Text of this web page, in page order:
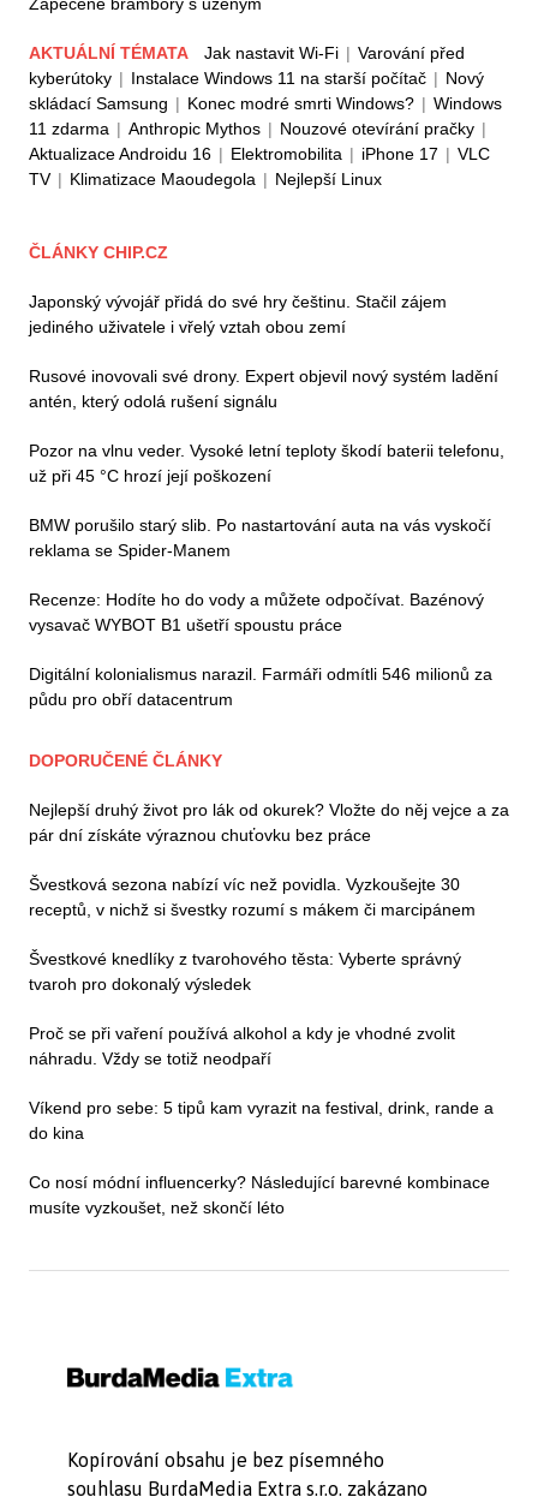
AKTUÁLNÍ TÉMATA Jak nastavit Wi-Fi | Varování před
kyberútoky | Instalace Windows 11 na starší počítač | Nový
skládací Samsung | Konec modré smrti Windows? | Windows
11 zdarma | Anthropic Mythos | Nouzové otevírání pračky |
Aktualizace Androidu 16 | Elektromobilita | iPhone 17 | VLC
TV | Klimatizace Maoudegola | Nejlepší Linux
ČLÁNKY CHIP.CZ
Japonský vývojář přidá do své hry češtinu. Stačil zájem
jediného uživatele i vřelý vztah obou zemí
Rusové inovovali své drony. Expert objevil nový systém ladění
antén, který odolá rušení signálu
Pozor na vlnu veder. Vysoké letní teploty škodí baterii telefonu,
už při 45 °C hrozí její poškození
BMW porušilo starý slib. Po nastartování auta na vás vyskočí
reklama se Spider-Manem
Recenze: Hodíte ho do vody a můžete odpočívat. Bazénový
vysavač WYBOT B1 ušetří spoustu práce
Digitální kolonialismus narazil. Farmáři odmítli 546 milionů za
půdu pro obří datacentrum
DOPORUČENÉ ČLÁNKY
Nejlepší druhý život pro lák od okurek? Vložte do něj vejce a za
pár dní získáte výraznou chuťovku bez práce
Švestková sezona nabízí víc než povidla. Vyzkoušejte 30
receptů, v nichž si švestky rozumí s mákem či marcipánem
Švestkové knedlíky z tvarohového těsta: Vyberte správný
tvaroh pro dokonalý výsledek
Proč se při vaření používá alkohol a kdy je vhodné zvolit
náhradu. Vždy se totiž neodpaří
Víkend pro sebe: 5 tipů kam vyrazit na festival, drink, rande a
do kina
Co nosí módní influencerky? Následující barevné kombinace
musíte vyzkoušet, než skončí léto
Kopírování obsahu je bez písemného
souhlasu BurdaMedia Extra s.r.o. zakázano